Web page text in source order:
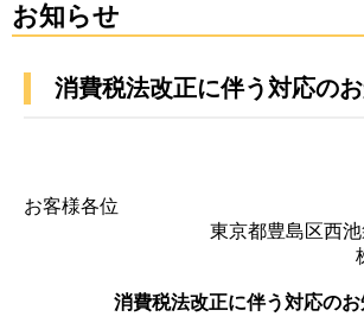
お知らせ
消費税法改正に伴う対応の
お客様各位
東京都豊島区西
消費税法改正に伴う対応の